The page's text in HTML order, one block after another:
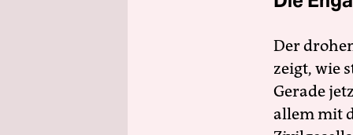
Der
zeigt, wie
Gerade
allem mit